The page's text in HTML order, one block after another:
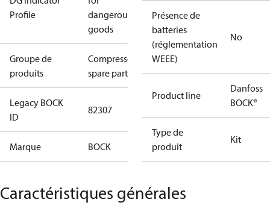
Profile
dangerous
goods
Groupe de
produits
Compressors
spare parts
Legacy BOCK
ID
82307
Marque BOCK
Présence de
batteries
(réglementation
WEEE)
No
Product line
Danfoss
BOCK®
Type de
produit
Kit
Caractéristiques générales